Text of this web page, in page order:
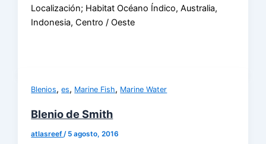
Localización; Habitat Océano Índico, Australia,
Indonesia, Centro / Oeste
Blenios,es, Marine Fish, Marine Water
Blenio de Smith
atlasreef/ 5 agosto, 2016